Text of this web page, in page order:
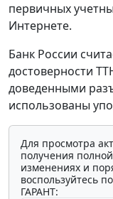
первичных
Интернете.
Банк России
достоверности
доведенными
использованы
Для просмотра
получения
изменениях и
воспользуйтесь
ГАРАНТ: